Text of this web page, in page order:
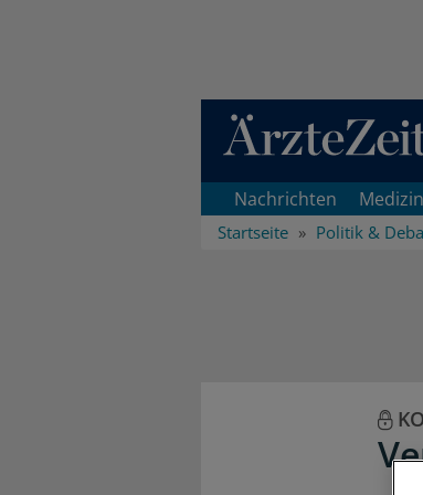
Direkt zum Inhaltsbereich
Nachrichten Medizin
Startseite Politik &